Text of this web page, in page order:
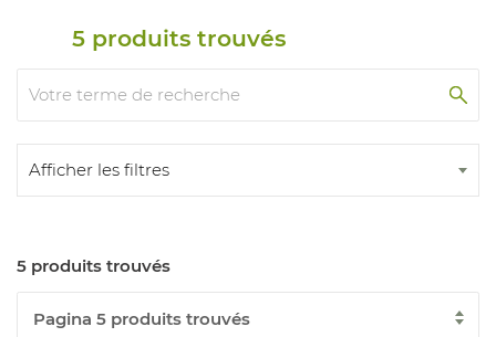
5 produits trouvés
Afficher les filtres
5 produits trouvés